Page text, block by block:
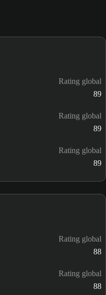
Rating global
89
Rating global
89
Rating global
89
Rating global
88
Rating global
88